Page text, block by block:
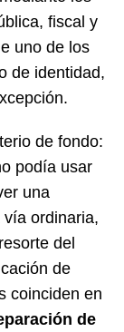
fiscal y
uno de los
de identidad,
de fondo:
podía usar
una
ordinaria,
del
de
coinciden en
de